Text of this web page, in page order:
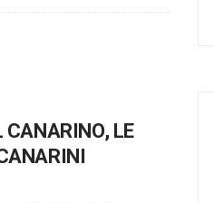
CANARINO, LE